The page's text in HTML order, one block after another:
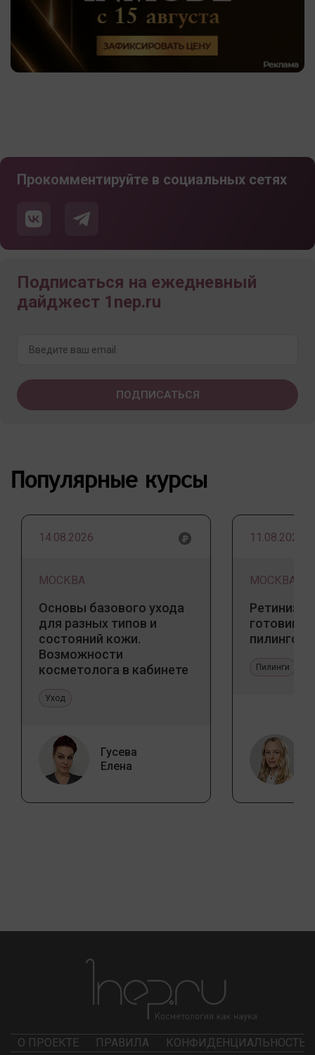
Прокомментируйте в социальных сетях
Подписаться на ежедневный
дайджест 1nep.ru
Популярные курсы
14.08.2026
МОСКВА
Основы базового ухода
для разных типов и
состояний кожи.
Возможности
косметолога в кабинете
Уход
Гусева
Елена
11.08.2026
МОСКВА
готовим
пилингов
Пилинги
О ПРОЕКТЕ ПРАВИЛА КОНФИДЕНЦИАЛЬНОСТЬ